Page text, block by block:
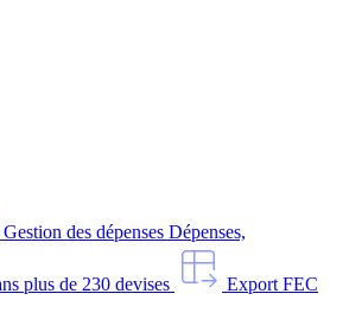
Gestion des dépenses Dépenses,
plus de 230 devises
Export FEC